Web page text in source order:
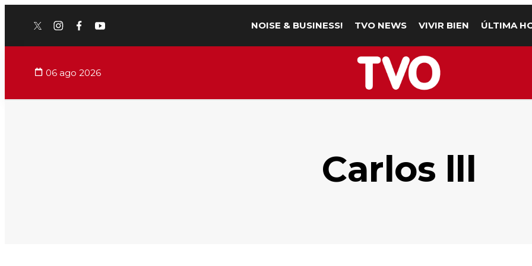
twitterinstagram
facebook
youtube NOISE & BUSINESS! TVO NEWS VIVIR BIEN ÚLTIMA
06 ago 2026
Carlos lll